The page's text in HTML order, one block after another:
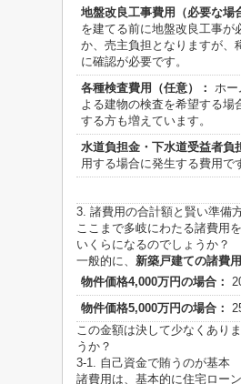
地盤改良工事費用（必要な場
を建てる前に地盤改良工事が
か、売主負担となりますが、
に確認が必要です。
各種検査費用（任意）：
ホ
よる建物の検査を希望する
する方も増えています。
水道負担金・下水道受益者負
用する場合に発生する費用で
3. 諸費用の合計額と賢い準備
ここまで多岐にわたる諸費用
いくらになるのでしょうか？
一般的に、 新築戸建ての諸費
物件価格4,000万円の場合：
物件価格5,000万円の場合：
この金額は決して少なくあり
うか？
3-1. 自己資金で賄うのが基本
諸費用は、基本的に住宅ロー